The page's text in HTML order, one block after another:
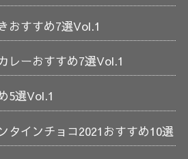
おすすめ7選Vol.1
レーおすすめ7選Vol.1
5選Vol.1
タインチョコ2021おすすめ10選